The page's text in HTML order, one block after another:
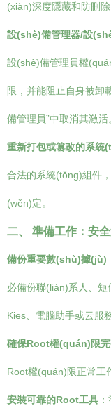
(xiàn)深度隱藏和防刪除
設(shè)備管理器/設
設(shè)備管理員權
限，并能阻止自身被卸
備管理員”中取消其激活
重新打包或篡改的系
合法的系統(tǒng)組件
(wěn)定。
二、 準備工作：安
備份重要數(shù)據(jù)
必備份聯(lián)系人、
Kies、電腦助手或云服
確保Root權(quán)限
Root權(quán)限正常工
安裝可靠的Root工具